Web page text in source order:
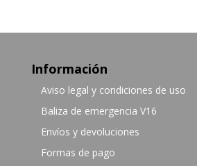
Información
Aviso legal y condiciones de uso
Baliza de emergencia V16
Envíos y devoluciones
Formas de pago